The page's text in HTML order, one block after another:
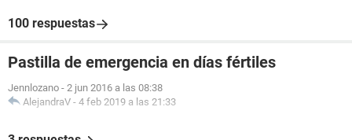
100 respuestas
Pastilla de emergencia en días fértiles
Jennlozano - 2 jun 2016 a las 08:38
AlejandraV - 4 feb 2019 a las 21:33